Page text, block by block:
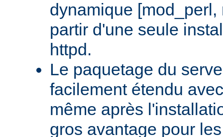
dynamique
partir d'une seule
httpd.
Le paquetage du
facilement étendu
même après
gros avantage pour